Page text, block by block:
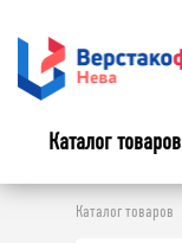
Каталог товаров
Каталог товаров